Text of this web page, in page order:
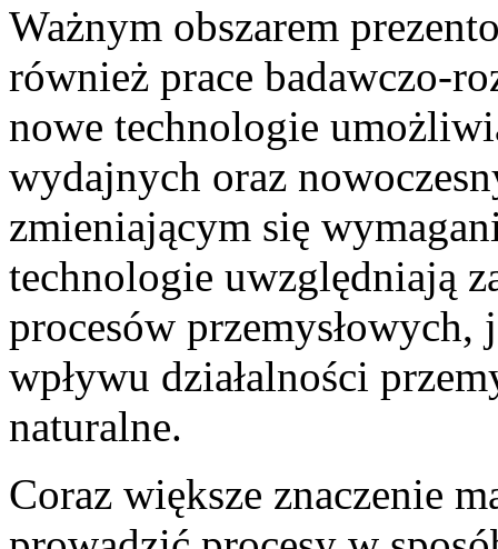
Ważnym obszarem
również prace badawczo-
nowe technologie
wydajnych oraz
zmieniającym się
technologie uwzględniają
procesów
wpływu działalności
naturalne.
Coraz większe znaczenie